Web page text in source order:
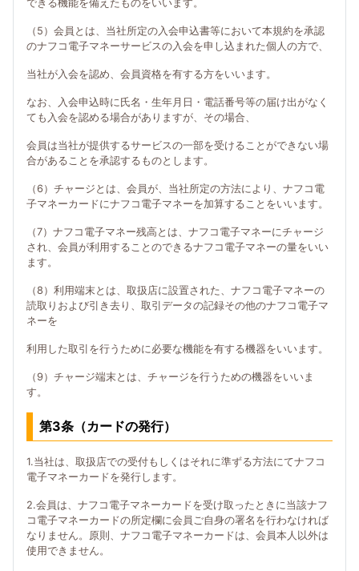
できる機能を備えたものをいいます。
（5）会員とは、当社所定の入会申込書等において本規約を承認
のナフコ電子マネーサービスの入会を申し込まれた個人の方で、
当社が入会を認め、会員資格を有する方をいいます。
なお、入会申込時に氏名・生年月日・電話番号等の届け出がなく
ても入会を認める場合がありますが、その場合、
会員は当社が提供するサービスの一部を受けることができない場
合があることを承認するものとします。
（6）チャージとは、会員が、当社所定の方法により、ナフコ電
子マネーカードにナフコ電子マネーを加算することをいいます。
（7）ナフコ電子マネー残高とは、ナフコ電子マネーにチャージ
され、会員が利用することのできるナフコ電子マネーの量をいい
ます。
（8）利用端末とは、取扱店に設置された、ナフコ電子マネーの
読取りおよび引き去り、取引データの記録その他のナフコ電子マ
ネーを
利用した取引を行うために必要な機能を有する機器をいいます。
（9）チャージ端末とは、チャージを行うための機器をいいま
す。
第3条（カードの発行）
1.当社は、取扱店での受付もしくはそれに準ずる方法にてナフコ
電子マネーカードを発行します。
2.会員は、ナフコ電子マネーカードを受け取ったときに当該ナフ
コ電子マネーカードの所定欄に会員ご自身の署名を行わなければ
なりません。原則、ナフコ電子マネーカードは、会員本人以外は
使用できません。